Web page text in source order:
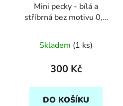
Mini pecky - bílá a
stříbrná bez motivu 0,4
Skladem (1 ks)
300 Kč
DO KOŠÍKU